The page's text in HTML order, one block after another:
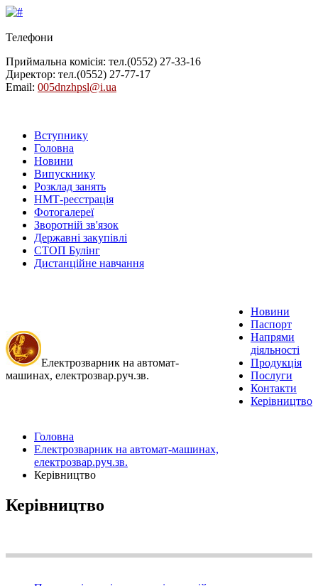
Телефони
Приймальна комісія: тел.(0552) 27-33-16
Директор: тел.(0552) 27-77-17
Email: 005dnzhpsl@i.ua
Вступнику
Головна
Новини
Випускнику
Розклад занять
НМТ-реєстрація
Фотогалереї
Зворотній зв'язок
Державні закупівлі
СТОП Булінг
Дистанційне навчання
Електрозварник на автомат-
машинах, електрозвар.руч.зв.
Новини
Паспорт
Напрями
діяльності
Продукція
Послуги
Контакти
Керівництво
Головна
Електрозварник на автомат-машинах,
електрозвар.руч.зв.
Керівництво
Керівництво